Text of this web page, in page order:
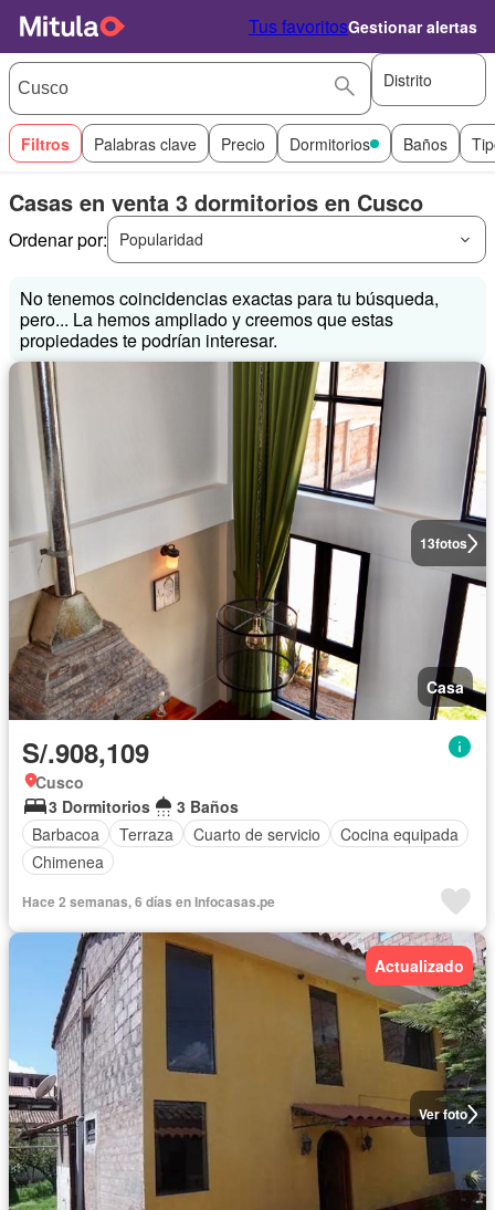
Tus favoritosGestionar alertas
Distrito
Filtros Palabras clave Precio Dormitorios Baños
Casas en venta 3 dormitorios en Cusco
Ordenar por: Popularidad
No tenemos coincidencias exactas para tu búsqueda,
pero... La hemos ampliado y creemos que estas
propiedades te podrían interesar.
13fotos
Casa
S/.908,109
Cusco
3 Dormitorios
3 Baños
Barbacoa
Terraza Cuarto de servicio
Cocina equipada
Chimenea
Hace 2 semanas, 6 días en Infocasas.pe
Ver foto
Actualizado